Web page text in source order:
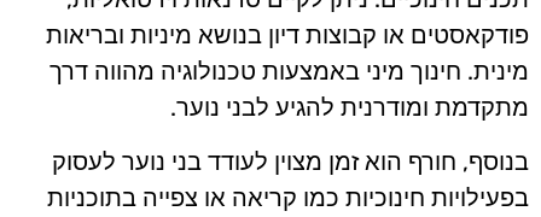
פודקאסטים או קבוצות דיון בנושא מיניות ובריאות
מינית. חינוך מיני באמצעות טכנולוגיה מהווה דרך
מתקדמת ומודרנית להגיע לבני נוער.
בנוסף, חורף הוא זמן מצוין לעודד בני נוער לעסוק
בפעילויות חינוכיות כמו קריאה או צפייה בתוכניות